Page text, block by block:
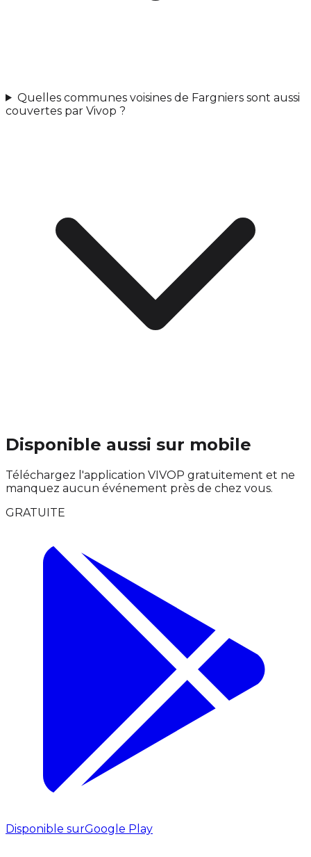
Quelles communes voisines de Fargniers sont aussi
couvertes par Vivop ?
Disponible aussi sur mobile
Téléchargez l'application VIVOP gratuitement et ne
manquez aucun événement près de chez vous.
GRATUITE
Disponible surGoogle Play